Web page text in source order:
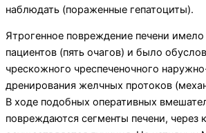
наблюдать (пораженные гепатоциты).
Ятрогенное повреждение печени
пациентов (пять очагов) и было
чрескожного чреспеченочного
дренирования желчных протоков
В ходе подобных оперативных
повреждаются сегменты печени, через